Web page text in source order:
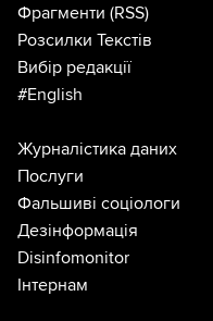
Фрагменти (RSS)
Розсилки Текстів
Вибір редакції
#English
Журналістика даних
Послуги
Фальшиві соціологи
Дезінформація
Disinfomonitor
Інтернам